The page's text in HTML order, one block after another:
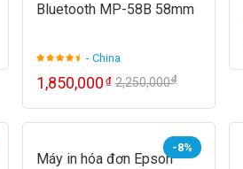
Bluetooth MP-58B 58mm
- China
1,850,000₫ 2,250,000₫
-8%
Máy in hóa đơn Epson